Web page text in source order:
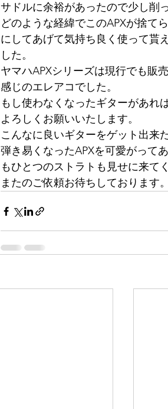
サドルに余裕があったので少し削
どのような経緯でこのAPXが捨て
にしてあげて気持ち良く使って貰
した。
ヤマハAPXシリーズは現行でも販
感じのエレアコでした。
もし使わなくなったギターがあれ
よろしくお願いいたします。
こんなに良いギターをゲット出来
弾き易くなったAPXを可愛がって
もひとつのストラトも見せに来て
またのご依頼お待ちしております。